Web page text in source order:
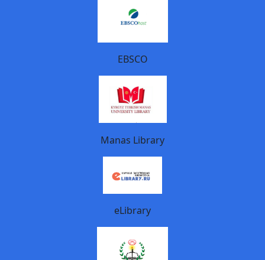
EBSCO
Manas Library
eLibrary